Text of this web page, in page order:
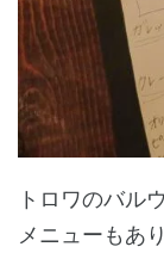
トロワのバル
メニューもあ